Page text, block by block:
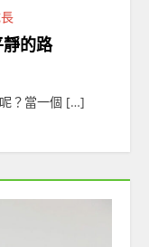
的路
？當一個 […]